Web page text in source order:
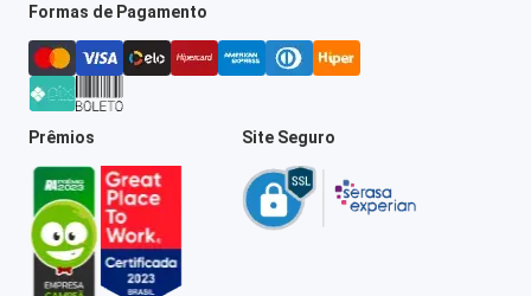
Formas de Pagamento
Prêmios Site Seguro